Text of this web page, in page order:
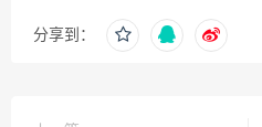
分享到：